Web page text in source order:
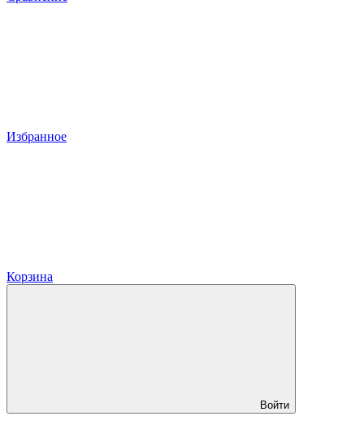
Избранное
Корзина
Войти